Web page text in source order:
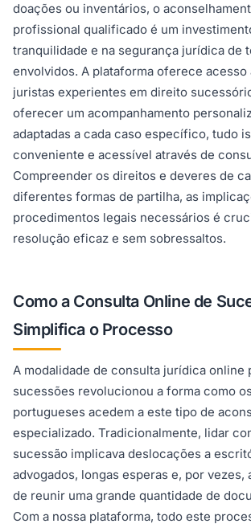
doações ou inventários, o
profissional qualificado é um
tranquilidade e na segurança jurídica de
envolvidos. A plataforma oferece acesso
juristas experientes em direito
oferecer um acompanhamento
adaptadas a cada caso específico, tudo
conveniente e acessível através de
Compreender os direitos e deveres de
diferentes formas de partilha, as
procedimentos legais necessários é
resolução eficaz e sem sobressaltos.
Como a Consulta Online de
Simplifica o Processo
A modalidade de consulta jurídica online
sucessões revolucionou a forma como
portugueses acedem a este tipo de
especializado. Tradicionalmente, lidar
sucessão implicava deslocações a
advogados, longas esperas e, por vezes,
de reunir uma grande quantidade de
Com a nossa plataforma, todo este